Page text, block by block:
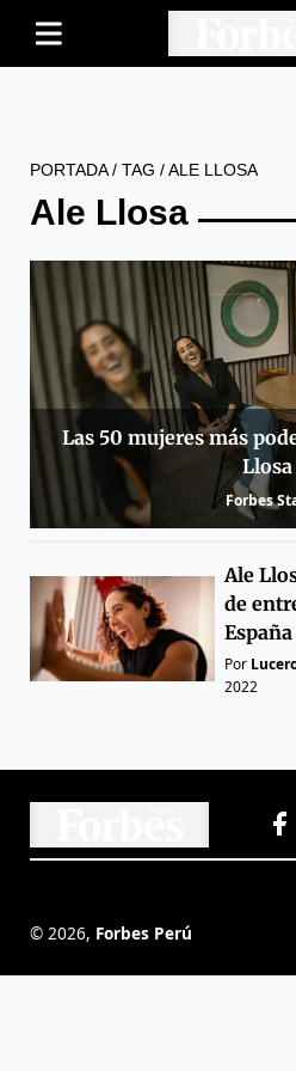
PORTADA/ TAG /ALE LLOSA
Ale Llosa
Las 50 mujeres más
Llosa
Forbes
Ale
de
Por
2022
© 2026, Forbes Perú